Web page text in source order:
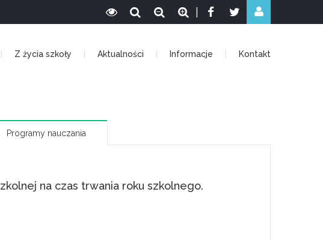
Z życia szkoły Aktualności Informacje Kontakt
Programy nauczania
na czas trwania roku szkolnego.